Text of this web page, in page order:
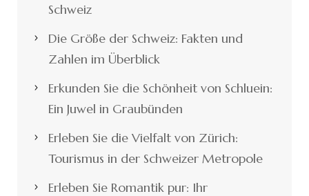
Schweiz
Die Größe der Schweiz: Fakten und
Zahlen im Überblick
Erkunden Sie die Schönheit von Schluein:
Ein Juwel in Graubünden
Erleben Sie die Vielfalt von Zürich:
Tourismus in der Schweizer Metropole
Erleben Sie Romantik pur: Ihr